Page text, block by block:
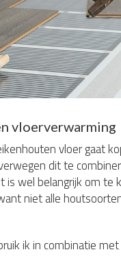
vloerverwarming
vloer gaat
dit te
is wel belangrijk om te
niet alle
ik in combinatie met